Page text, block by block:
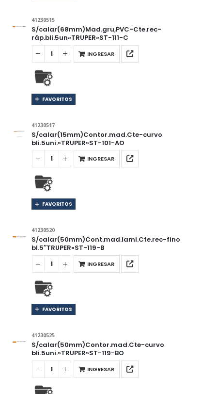
41230515
S/calar(68mm)Mad.gru,PVC-Cte.rec-
ráp.bli.5un»TRUPER»ST-111-C
INGRESAR
FAVORITOS
41230517
S/calar(15mm)Contor.mad.Cte-curvo
bli.5uni.»TRUPER»ST-101-AO
INGRESAR
FAVORITOS
41230520
S/calar(50mm)Cont.mad.lami.Cte.rec-fino
bl.5″TRUPER»ST-119-B
INGRESAR
FAVORITOS
41230525
S/calar(50mm)Contor.mad.Cte-curvo
bli.5uni.»TRUPER»ST-119-BO
INGRESAR